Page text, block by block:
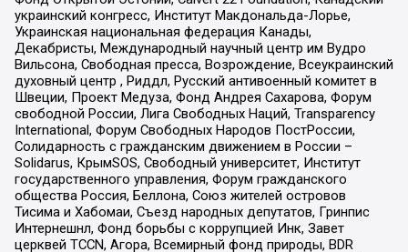
украинский конгресс, Институт Макдональда-Лорье,
Украинская национальная федерация Канады,
Декабристы, Международный научный центр им Вудро
Вильсона, Свободная пресса, Возрождение, Всеукраинский
духовный центр , Риддл, Русский антивоенный комитет в
Швеции, Проект Медуза, Фонд Андрея Сахарова, Форум
свободной России, Лига Свободных Наций, Transparеncy
International, Форум Свободных Народов ПостРоссии,
Солидарность с гражданским движением в России –
Solidarus, КрымSOS, Свободный университет, Институт
государственного управления, Форум гражданского
общества Россия, Беллона, Союз жителей островов
Тисима и Хабомаи, Съезд народных депутатов, Гринпис
Интернешнл, Фонд борьбы с коррупцией Инк, Завет
церквей TCCN, Агора, Всемирный фонд природы, BDR